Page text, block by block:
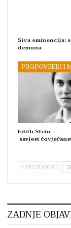
Siva eminencija:
demona
Edith Stein –
savjest
PRETHODNO
ZADNJE